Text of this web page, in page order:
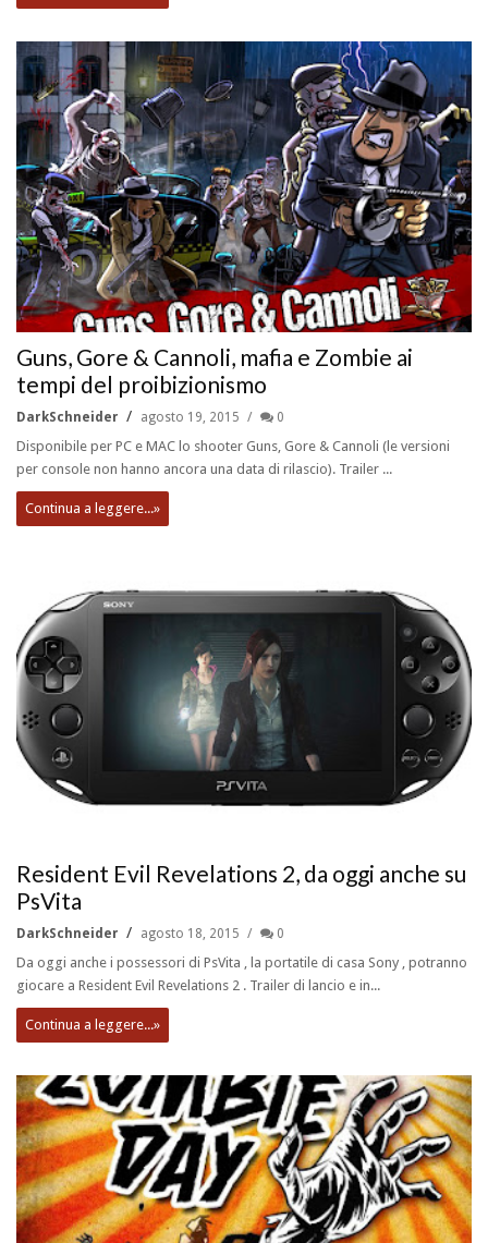
Guns, Gore & Cannoli, mafia e Zombie ai
tempi del proibizionismo
DarkSchneider agosto 19, 2015 0
Disponibile per PC e MAC lo shooter Guns, Gore & Cannoli (le versioni
per console non hanno ancora una data di rilascio). Trailer ...
Continua a leggere...»
Resident Evil Revelations 2, da oggi anche su
PsVita
DarkSchneider agosto 18, 2015 0
Da oggi anche i possessori di PsVita , la portatile di casa Sony , potranno
giocare a Resident Evil Revelations 2 . Trailer di lancio e in...
Continua a leggere...»